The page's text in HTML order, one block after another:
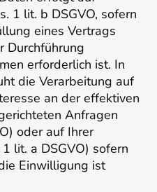
1 lit. b DSGVO, sofern
eines Vertrags
Durchführung
erforderlich ist. In
die Verarbeitung auf
an der effektiven
Anfragen
oder auf Ihrer
lit. a DSGVO) sofern
Einwilligung ist